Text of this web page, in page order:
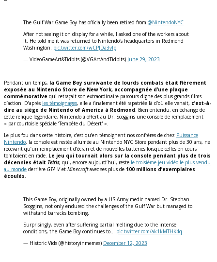
The Gulf War Game Boy has officially been retired from @NintendoNYC
After not seeing it on display for a while, I asked one of the workers about
it. He told me it was returned to Nintendo’s headquarters in Redmond
Washington. pic.twitter.com/wCPJDa3vlp
— VideoGameArt&Tidbits (@VGArtAndTidbits) June 29, 2023
Pendant un temps, la Game Boy survivante de lourds combats était fièrement
exposée au Nintendo Store de New York, accompagnée d’une plaque
commémorative qui retraçait son extraordinaire parcours digne des plus grands films
d’action. D’après les témoignages, elle a finalement été rapatriée là d’où elle venait, c’est-à-
dire au siège de Nintendo of America à Redmond . Bien entendu, en échange de
cette relique légendaire, Nintendo a offert au Dr. Scoggins une console de remplacement
« par courtoisie spéciale ‘Tempête du Désert' ».
Le plus fou dans cette histoire, c’est qu’en témoignent nos confrères de chez Puissance
Nintendo, la console est restée allumée au Nintendo NYC Store pendant plus de 30 ans, ne
recevant qu’un remplacement d’écran et de nouvelles batteries lorsque celles en cours
tombaient en rade. Le jeu qui tournait alors sur la console pendant plus de trois
décennies était Tetris, qui, encore aujourd’hui, reste le troisième jeu vidéo le plus vendu
au monde derrière GTA Vet Minecraftavec ses plus de 100 millions d’exemplaires
écoulés
This Game Boy, originally owned by a US Army medic named Dr. Stephan
Scoggins, not only endured the challenges of the Gulf War but managed to
withstand barracks bombing.
Surprisingly, even after suffering partial melting due to the intense
conditions, the Game Boy continues to… pic.twitter.com/ak1kMTHK4q
— Historic Vids (@historyinmemes) December 12, 2023